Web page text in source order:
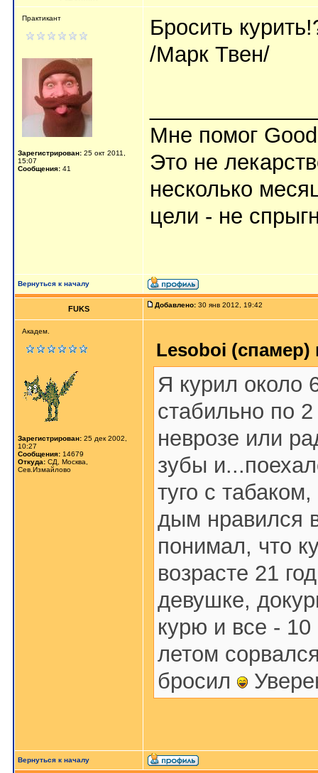
Практикант
Зарегистрирован: 25 окт 2011,
15:07
Сообщения: 41
Бросить
/Марк Твен/
Мне помог
Это не
несколько
цели - не
Вернуться к началу
FUKS Добавлено: 30 янв 2012, 19:42
Академ.
Зарегистрирован: 25 дек 2002,
10:27
Сообщения: 14679
Откуда: СД, Москва,
Сев.Измайлово
Lesoboi (спамер)
Я курил около
стабильно по
неврозе или
зубы
туго с
дым нравился
понимал, что
возрасте 21
девушке,
курю и все -
летом
бросил
Вернуться к началу